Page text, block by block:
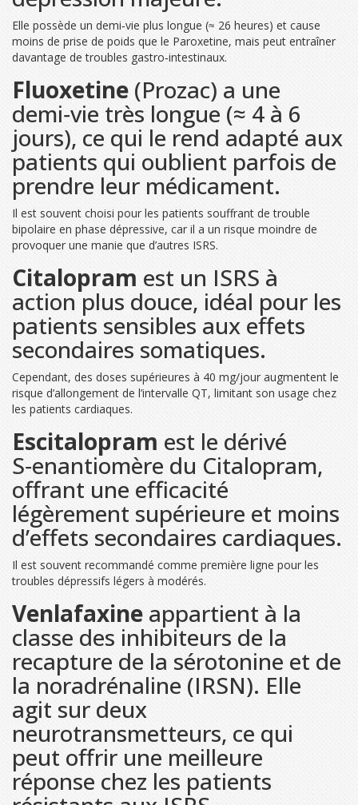
Elle possède un demi‑vie plus longue (≈ 26 heures) et cause
moins de prise de poids que le Paroxetine, mais peut entraîner
davantage de troubles gastro‑intestinaux.
Fluoxetine (Prozac) a une
demi‑vie très longue (≈ 4 à 6
jours), ce qui le rend adapté aux
patients qui oublient parfois de
prendre leur médicament.
Il est souvent choisi pour les patients souffrant de trouble
bipolaire en phase dépressive, car il a un risque moindre de
provoquer une manie que d’autres ISRS.
Citalopram est un ISRS à
action plus douce, idéal pour les
patients sensibles aux effets
secondaires somatiques.
Cependant, des doses supérieures à 40 mg/jour augmentent le
risque d’allongement de l’intervalle QT, limitant son usage chez
les patients cardiaques.
Escitalopram est le dérivé
S‑enantiomère du Citalopram,
offrant une efficacité
légèrement supérieure et moins
d’effets secondaires cardiaques.
Il est souvent recommandé comme première ligne pour les
troubles dépressifs légers à modérés.
Venlafaxine appartient à la
classe des inhibiteurs de la
recapture de la sérotonine et de
la noradrénaline (IRSN). Elle
agit sur deux
neurotransmetteurs, ce qui
peut offrir une meilleure
réponse chez les patients